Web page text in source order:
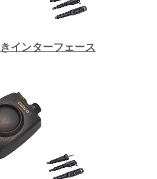
インターフェース